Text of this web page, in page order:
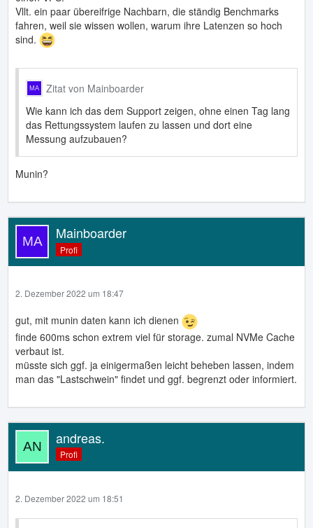
Vllt. ein paar übereifrige Nachbarn, die ständig Benchmarks
fahren, weil sie wissen wollen, warum ihre Latenzen so hoch
sind.
Zitat von Mainboarder
Wie kann ich das dem Support zeigen, ohne einen Tag lang
das Rettungssystem laufen zu lassen und dort eine
Messung aufzubauen?
Munin?
Mainboarder
Profi
2. Dezember 2022 um 18:47
gut, mit munin daten kann ich dienen
finde 600ms schon extrem viel für storage. zumal NVMe Cache
verbaut ist.
müsste sich ggf. ja einigermaßen leicht beheben lassen, indem
man das "Lastschwein" findet und ggf. begrenzt oder informiert.
andreas.
Profi
2. Dezember 2022 um 18:51